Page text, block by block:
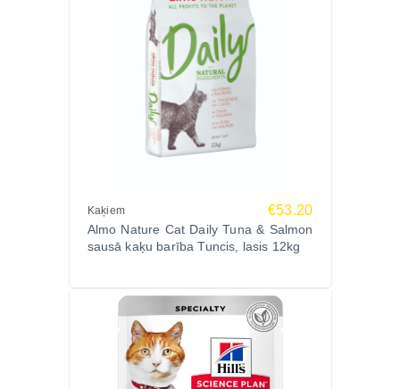
Kaķiem €53.20
Almo Nature Cat Daily Tuna & Salmon
sausā kaķu barība Tuncis, lasis 12kg